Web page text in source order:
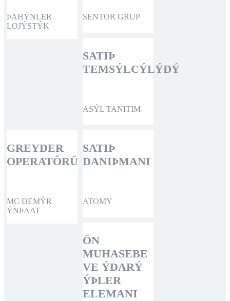
ÞAHÝNLER
LOJÝSTÝK
SENTOR GRUP
SATIÞ
TEMSÝLCÝLÝÐÝ
ASÝL TANITIM
GREYDER
OPERATÖRÜ
MC DEMÝR
ÝNÞAAT
SATIÞ
DANIÞMANI
ATOMY
ÖN
MUHASEBE
VE ÝDARÝ
ÝÞLER
ELEMANI